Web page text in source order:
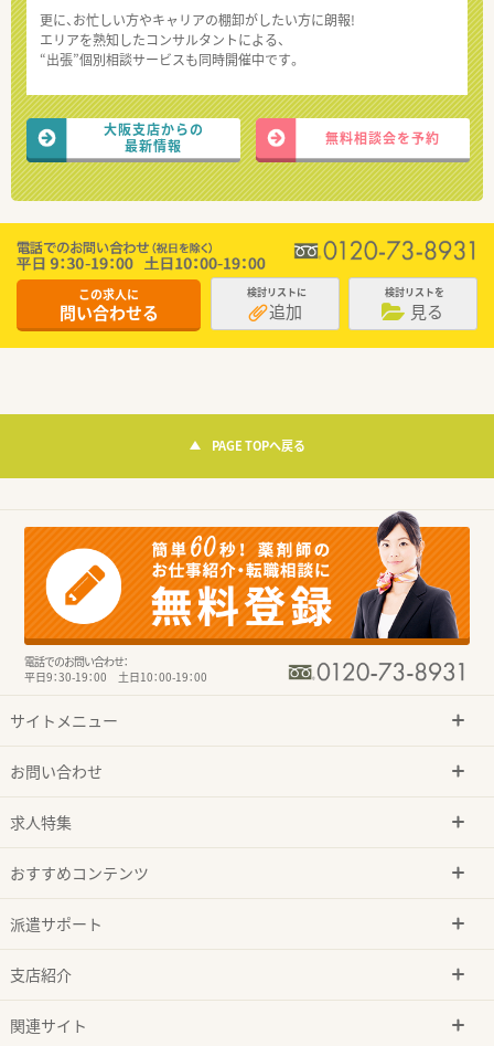
更に、お忙しい方やキャリアの棚卸がしたい方に朗報!
エリアを熟知したコンサルタントによる、
“出張”個別相談サービスも同時開催中です。
大阪支店からの
最新情報
無料相談会を予約
この求人に
問い合わせる
検討リストに
追加
検討リストを
見る
PAGE TOPへ戻る
電話でのお問い合わせ：
平日9：30-19：00 土日10：00-19：00
サイトメニュー
お問い合わせ
求人特集
おすすめコンテンツ
派遣サポート
支店紹介
関連サイト